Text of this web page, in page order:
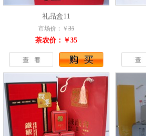
礼品盒11
市场价：￥ 35
茶农价：￥35